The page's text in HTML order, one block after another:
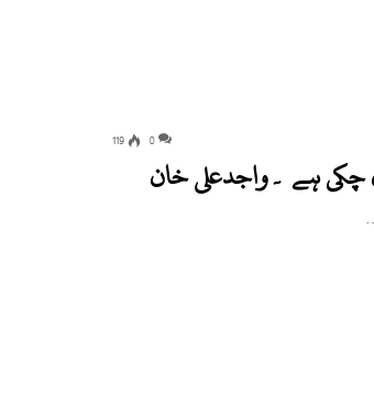
0
119
چکی ہے ۔واجدعلی خان